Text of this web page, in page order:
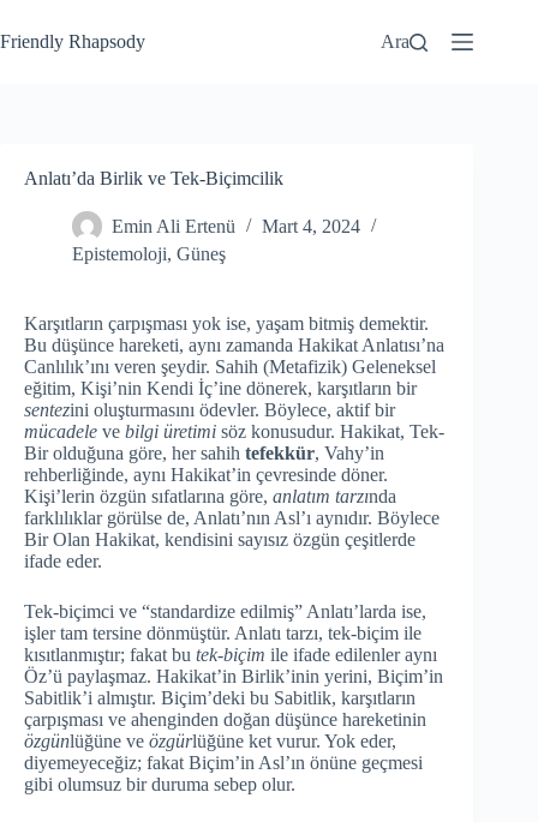
Friendly Rhapsody Ara
Anlatı’da Birlik ve Tek-Biçimcilik
Emin Ali Ertenü
Mart 4, 2024
Epistemoloji, Güneş
Karşıtların çarpışması yok ise, yaşam bitmiş demektir.
Bu düşünce hareketi, aynı zamanda Hakikat Anlatısı’na
Canlılık’ını veren şeydir. Sahih (Metafizik) Geleneksel
eğitim, Kişi’nin Kendi İç’ine dönerek, karşıtların bir
sentezini oluşturmasını ödevler. Böylece, aktif bir
mücadele ve bilgi üretimi söz konusudur. Hakikat, Tek-
Bir olduğuna göre, her sahih tefekkür, Vahy’in
rehberliğinde, aynı Hakikat’in çevresinde döner.
Kişi’lerin özgün sıfatlarına göre, anlatım tarzında
farklılıklar görülse de, Anlatı’nın Asl’ı aynıdır. Böylece
Bir Olan Hakikat, kendisini sayısız özgün çeşitlerde
ifade eder.
Tek-biçimci ve “standardize edilmiş” Anlatı’larda ise,
işler tam tersine dönmüştür. Anlatı tarzı, tek-biçim ile
kısıtlanmıştır; fakat bu tek-biçim ile ifade edilenler aynı
Öz’ü paylaşmaz. Hakikat’in Birlik’inin yerini, Biçim’in
Sabitlik’i almıştır. Biçim’deki bu Sabitlik, karşıtların
çarpışması ve ahenginden doğan düşünce hareketinin
özgünlüğüne ve özgürlüğüne ket vurur. Yok eder,
diyemeyeceğiz; fakat Biçim’in Asl’ın önüne geçmesi
gibi olumsuz bir duruma sebep olur.